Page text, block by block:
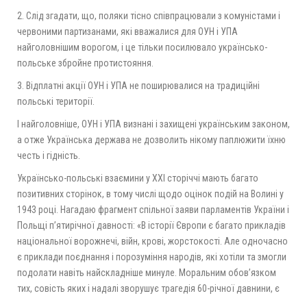
2. Слід згадати, що, поляки тісно співпрацювали з комуністами і
червоними партизанами, які вважалися для ОУН і УПА
найголовнішим ворогом, і це тільки посилювало українсько-
польське збройне протистояння.
3. Відплатні акції ОУН і УПА не поширювалися на традиційні
польські території.
І найголовніше, ОУН і УПА визнані і захищені українським законом,
а отже Українська держава не дозволить нікому паплюжити їхню
честь і гідність.
Українсько-польські взаємини у ХХІ сторіччі мають багато
позитивних сторінок, в тому числі щодо оцінок подій на Волині у
1943 році. Нагадаю фрагмент спільної заяви парламентів України і
Польщі п’ятирічної давності: «В історії Європи є багато прикладів
національної ворожнечі, війн, крові, жорстокості. Але одночасно
є приклади поєднання і порозуміння народів, які хотіли та змогли
подолати навіть найскладніше минуле. Моральним обов’язком
тих, совість яких і надалі зворушує трагедія 60-річної давнини, є